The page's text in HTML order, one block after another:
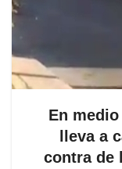
En
lleva a
contra de